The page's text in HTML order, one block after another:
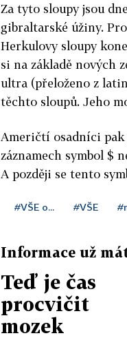
Za tyto sloupy jsou
gibraltarské úžiny.
Herkulovy sloupy
si na základě nových
ultra (přeloženo z
těchto sloupů. Jeho
Američtí osadníci pak
záznamech symbol $
A později se tento
#VŠE o... #VŠE
Informace už
Teď je čas
procvičit
mozek